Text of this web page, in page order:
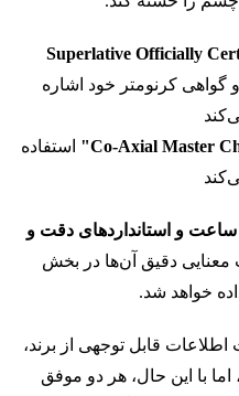
"Superlative Officially
گواهی کرنومتر خود اشاره
استفاده
ساعت و استانداردهای دقت و
معنایی دقیق آن‌ها در بخش
خواهد شد.
قابل توجهی از برند،
با این حال، هر دو موفق